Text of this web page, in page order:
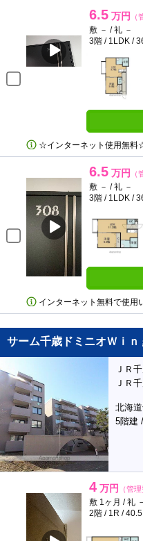
6.5 万円 （
敷 － / 礼 －
3階 / 1LDK /
☆インターネット使用無料
6.5 万円 （
敷 － / 礼 －
3階 / 1LDK /
インターネット無料で使用
サーム千歳ドミニオＷｉｎ
ＪＲ
ＪＲ
北海
5階建
4 万円 （管
敷 1ヶ月 / 礼 －
2階 / 1R / 40.5